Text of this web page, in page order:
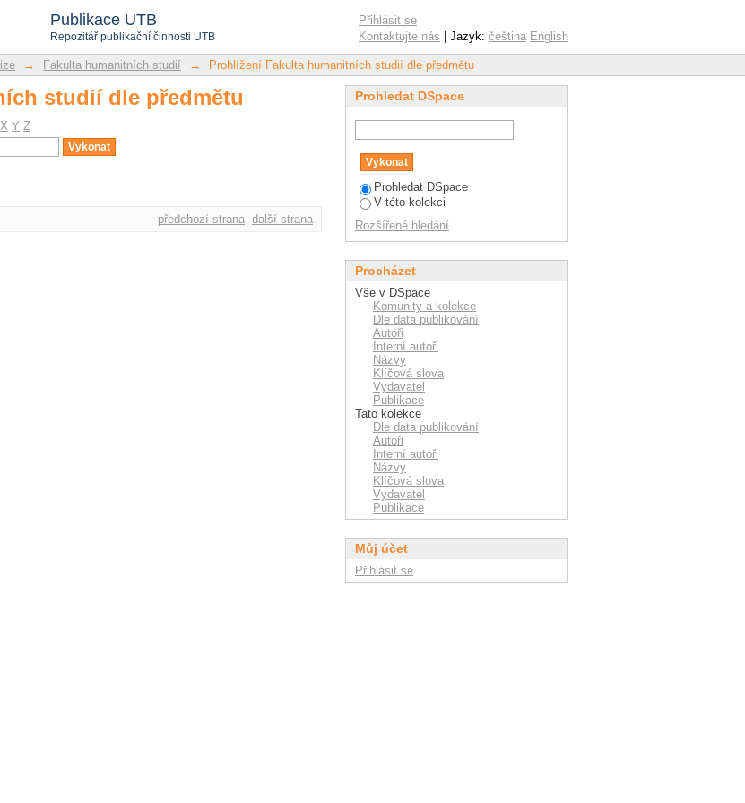
Publikace UTB
Repozitář publikační činnosti UTB
studií dle předmětu
Přihlásit se
Kontaktujte nás | Jazyk: čeština English
→ Fakulta humanitních studií → Prohlížení Fakulta humanitních studií dle předmětu
studií dle předmětu
X Y Z
předchozí strana další strana
Prohledat DSpace
Prohledat DSpace
V této kolekci
Rozšířené hledání
Procházet
Vše v DSpace
Komunity a kolekce
Dle data publikování
Autoři
Interní autoři
Názvy
Klíčová slova
Vydavatel
Publikace
Tato kolekce
Dle data publikování
Autoři
Interní autoři
Názvy
Klíčová slova
Vydavatel
Publikace
Můj účet
Přihlásit se